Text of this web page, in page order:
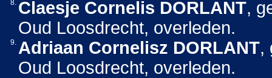
8. Claesje Cornelis DORLANT,
Oud Loosdrecht, overleden.
9. Adriaan Cornelisz DORLANT,
Oud Loosdrecht, overleden.